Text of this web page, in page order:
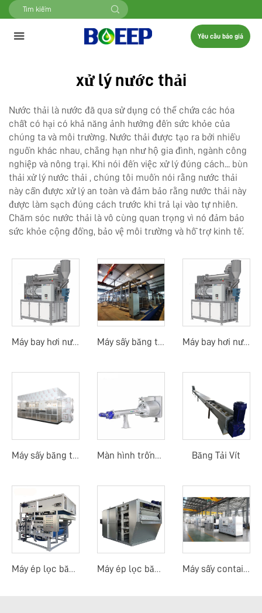
Yêu cầu báo giá
xử lý nước thải
Nước thải là nước đã qua sử dụng có thể chứa các hóa
chất có hại có khả năng ảnh hưởng đến sức khỏe của
chúng ta và môi trường. Nước thải được tạo ra bởi nhiều
nguồn khác nhau, chẳng hạn như hộ gia đình, ngành công
nghiệp và nông trại. Khi nói đến việc xử lý đúng cách... bùn
thải xử lý nước thải , chúng tôi muốn nói rằng nước thải
này cần được xử lý an toàn và đảm bảo rằng nước thải này
được làm sạch đúng cách trước khi trả lại vào tự nhiên.
Chăm sóc nước thải là vô cùng quan trọng vì nó đảm bảo
sức khỏe cộng đồng, bảo vệ môi trường và hỗ trợ kinh tế.
Máy bay hơi nước thải Máy sấy băng tải nhiệt độ thấp sử dụng nhiệt thải Máy bay hơi nước thải
Máy sấy băng tải nhiệt độ thấp bằng bơm nhiệt Màn hình trống quay mịn Băng Tải Vít
Máy ép lọc băng tải trọng lực Máy ép lọc băng tải trọng lực toàn bộ Máy sấy container nhiệt độ thấp